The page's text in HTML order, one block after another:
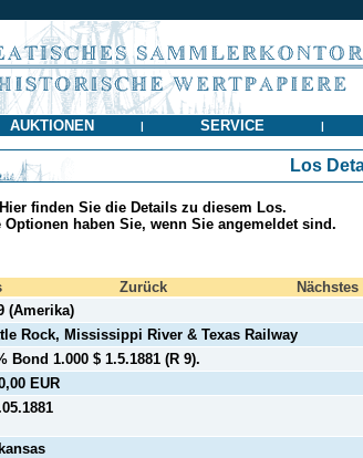
AUKTIONEN | SERVICE |
Los
Hier finden Sie die Details zu diesem Los.
Optionen haben Sie, wenn Sie angemeldet sind.
Zurück
(Amerika)
Rock, Mississippi River & Texas Railway
Bond 1.000 $ 1.5.1881 (R 9).
EUR